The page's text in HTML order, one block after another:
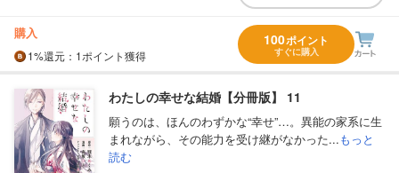
購入
1%還元 ：1ポイント獲得
100ポイント
すぐに購入
わたしの幸せな結婚【分冊版】 11
願うのは、ほんのわずかな“幸せ”…。異能の家系に生
まれながら、その能力を受け継がなかった...もっと
読む